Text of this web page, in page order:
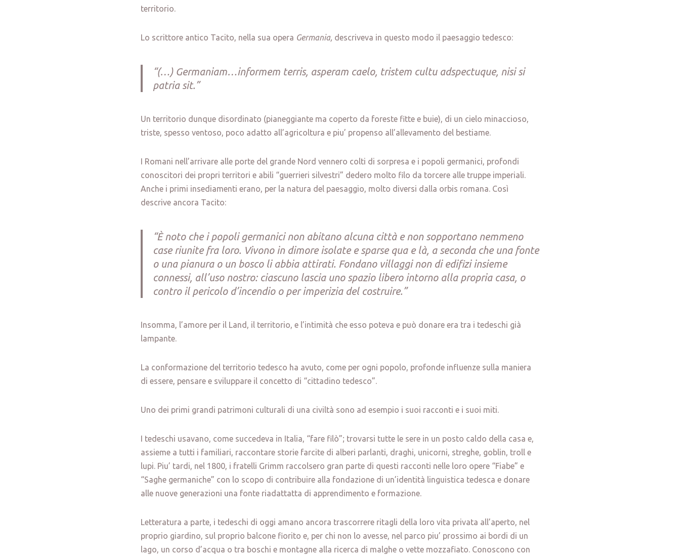
territorio.
Lo scrittore antico Tacito, nella sua opera Germania, descriveva in questo modo il paesaggio tedesco:
“(…) Germaniam…informem terris, asperam caelo, tristem cultu adspectuque, nisi si
patria sit.”
Un territorio dunque disordinato (pianeggiante ma coperto da foreste fitte e buie), di un cielo minaccioso,
triste, spesso ventoso, poco adatto all’agricoltura e piu’ propenso all’allevamento del bestiame.
I Romani nell’arrivare alle porte del grande Nord vennero colti di sorpresa e i popoli germanici, profondi
conoscitori dei propri territori e abili “guerrieri silvestri” dedero molto filo da torcere alle truppe imperiali.
Anche i primi insediamenti erano, per la natura del paesaggio, molto diversi dalla orbis romana. Così
descrive ancora Tacito:
“È noto che i popoli germanici non abitano alcuna città e non sopportano nemmeno
case riunite fra loro. Vivono in dimore isolate e sparse qua e là, a seconda che una fonte
o una pianura o un bosco li abbia attirati. Fondano villaggi non di edifizi insieme
connessi, all’uso nostro: ciascuno lascia uno spazio libero intorno alla propria casa, o
contro il pericolo d’incendio o per imperizia del costruire.”
Insomma, l’amore per il Land, il territorio, e l’intimità che esso poteva e può donare era tra i tedeschi già
lampante.
La conformazione del territorio tedesco ha avuto, come per ogni popolo, profonde influenze sulla maniera
di essere, pensare e sviluppare il concetto di “cittadino tedesco”.
Uno dei primi grandi patrimoni culturali di una civiltà sono ad esempio i suoi racconti e i suoi miti.
I tedeschi usavano, come succedeva in Italia, “fare filò”; trovarsi tutte le sere in un posto caldo della casa e,
assieme a tutti i familiari, raccontare storie farcite di alberi parlanti, draghi, unicorni, streghe, goblin, troll e
lupi. Piu’ tardi, nel 1800, i fratelli Grimm raccolsero gran parte di questi racconti nelle loro opere “Fiabe” e
“Saghe germaniche” con lo scopo di contribuire alla fondazione di un’identità linguistica tedesca e donare
alle nuove generazioni una fonte riadattatta di apprendimento e formazione.
Letteratura a parte, i tedeschi di oggi amano ancora trascorrere ritagli della loro vita privata all’aperto, nel
proprio giardino, sul proprio balcone fiorito e, per chi non lo avesse, nel parco piu’ prossimo ai bordi di un
lago, un corso d’acqua o tra boschi e montagne alla ricerca di malghe o vette mozzafiato. Conoscono con